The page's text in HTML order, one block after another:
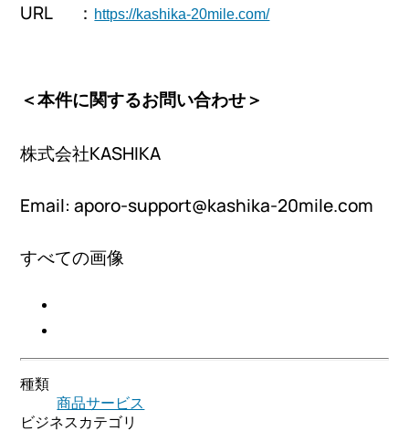
URL ： https://kashika-20mile.com/
＜本件に関するお問い合わせ＞
株式会社KASHIKA
Email: aporo-support@kashika-20mile.com
すべての画像
種類
商品サービス
ビジネスカテゴリ